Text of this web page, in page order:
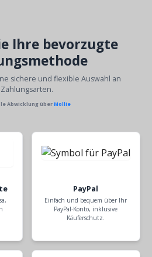
Ihre bevorzugte
sichere und flexible Auswahl an
Zahlungsarten.
Abwicklung überMollie
PayPal
Einfach und bequem über Ihr
PayPal-Konto, inklusive
Käuferschutz.